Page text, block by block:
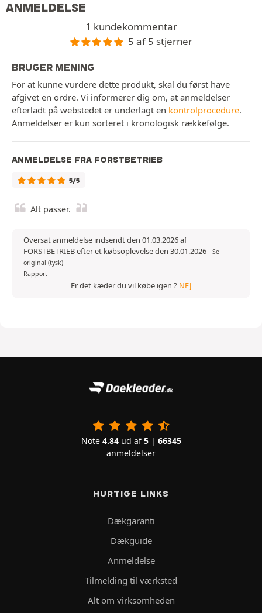
ANMELDELSE
1 kundekommentar
5 af 5 stjerner
BRUGER MENING
For at kunne vurdere dette produkt, skal du først have
afgivet en ordre. Vi informerer dig om, at anmeldelser
efterladt på webstedet er underlagt en kontrolprocedure.
Anmeldelser er kun sorteret i kronologisk rækkefølge.
ANMELDELSE FRA FORSTBETRIEB
5/5
Alt passer.
Oversat anmeldelse indsendt den 01.03.2026 af
FORSTBETRIEB efter et købsoplevelse den 30.01.2026- Se
original (tysk)
Rapport
Er det kæder du vil købe igen ? NEJ
Note 4.84ud af5| 66345
anmeldelser
HURTIGE LINKS
Dækgaranti
Dækguide
Anmeldelse
Tilmelding til værksted
Alt om virksomheden